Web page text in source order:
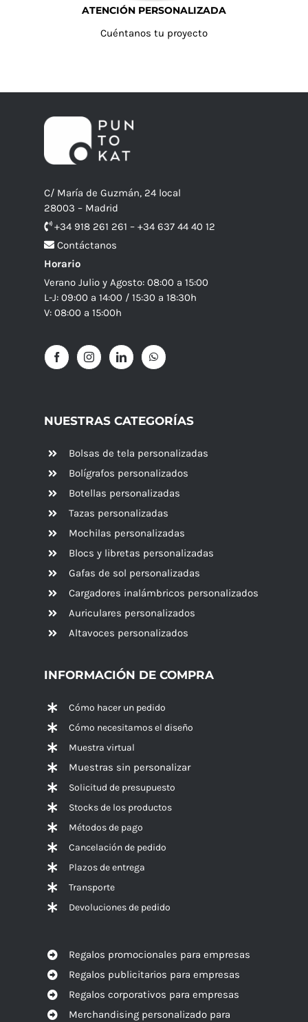
ATENCIÓN PERSONALIZADA
Cuéntanos tu proyecto
C/ María de Guzmán, 24 local
28003 – Madrid
+34 918 261 261 – +34 637 44 40 12
Contáctanos
Horario
Verano Julio y Agosto: 08:00 a 15:00
L-J: 09:00 a 14:00 / 15:30 a 18:30h
V: 08:00 a 15:00h
NUESTRAS CATEGORÍAS
Bolsas de tela personalizadas
Bolígrafos personalizados
Botellas personalizadas
Tazas personalizadas
Mochilas personalizadas
Blocs y libretas personalizadas
Gafas de sol personalizadas
Cargadores inalámbricos personalizados
Auriculares personalizados
Altavoces personalizados
INFORMACIÓN DE COMPRA
Cómo hacer un pedido
Cómo necesitamos el diseño
Muestra virtual
Muestras sin personalizar
Solicitud de presupuesto
Stocks de los productos
Métodos de pago
Cancelación de pedido
Plazos de entrega
Transporte
Devoluciones de pedido
Regalos promocionales para empresas
Regalos publicitarios para empresas
Regalos corporativos para empresas
Merchandising personalizado para